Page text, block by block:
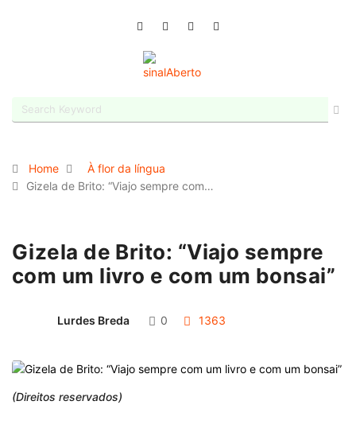
Home
À flor da língua
Gizela de Brito: “Viajo sempre com…
Gizela de Brito: “Viajo sempre
com um livro e com um bonsai”
Lurdes Breda 0 1363
(Direitos reservados)